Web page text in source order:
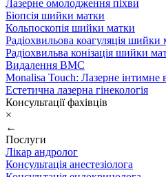
Лазерне омолодження піхви
Біопсія шийки матки
Кольпоскопія шийки матки
Радіохвильова коагуляція шийки
Радіохвильва конізація шийки
Видалення ВМС
Monalisa Touch: Лазерне інтимне
Естетична лазерна гінекологія
Консультації фахівців
×
←
Послуги
Лікар андролог
Консультація анестезіолога